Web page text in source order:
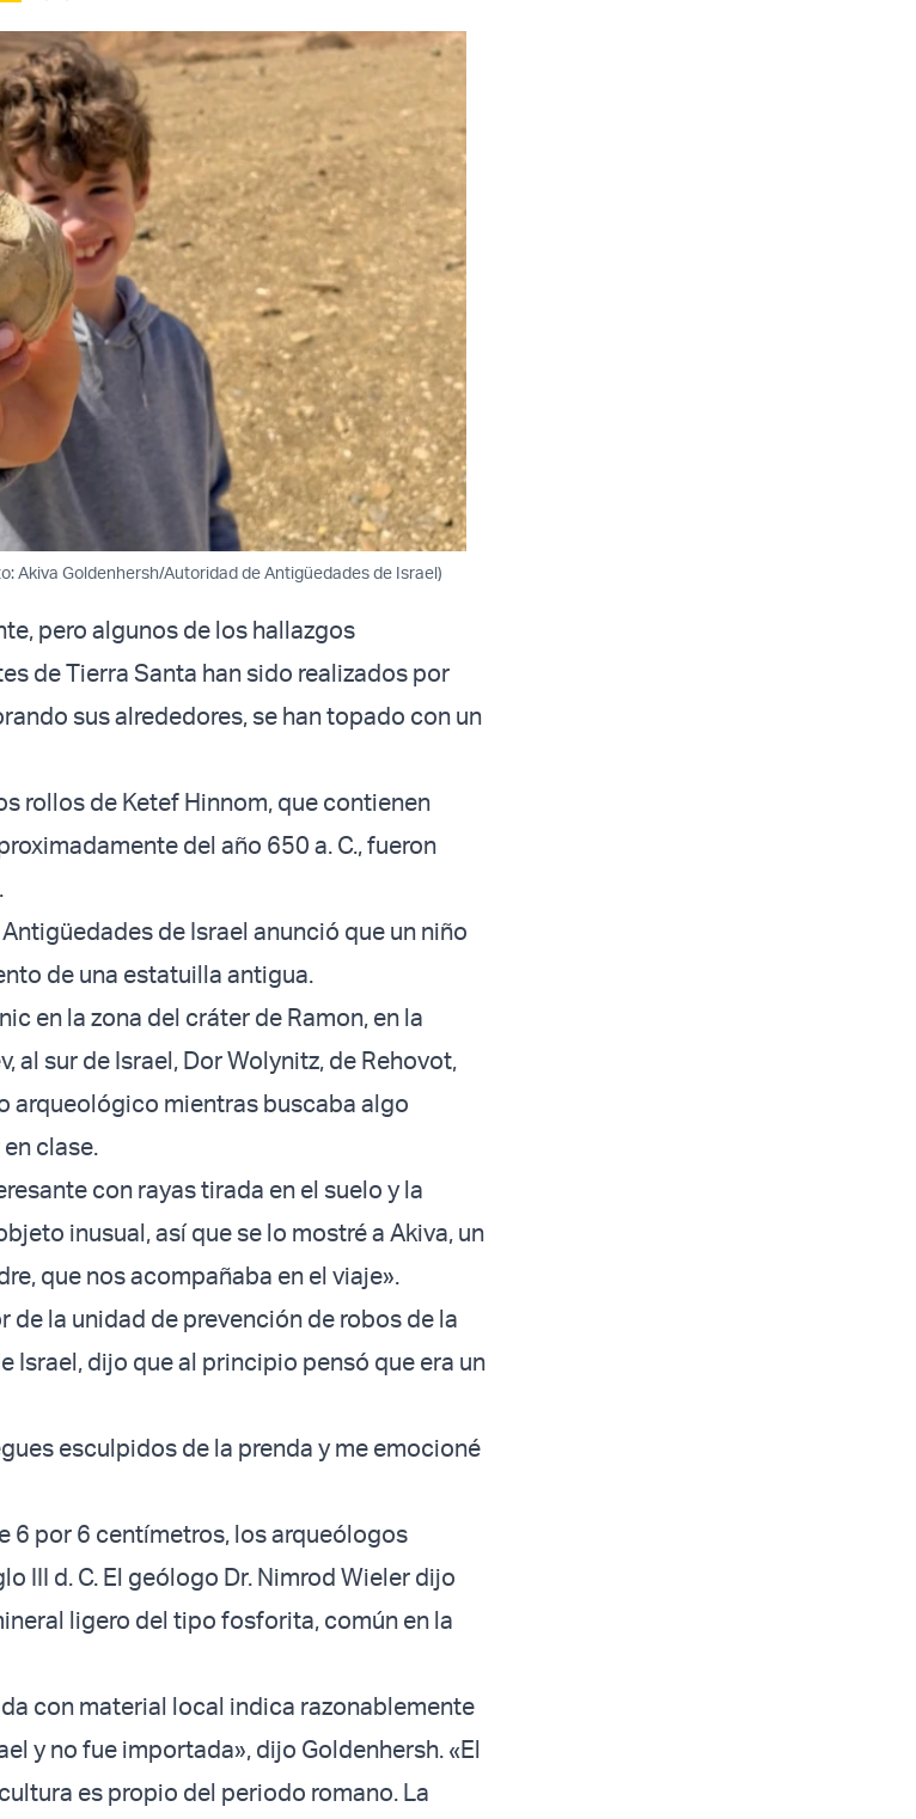
Akiva Goldenhersh/Autoridad de Antigüedades de Israel)
pero algunos de los hallazgos
de Tierra Santa han sido realizados por
sus alrededores, se han topado con un
rollos de Ketef Hinnom, que contienen
del año 650 a. C., fueron
de Israel anunció que un niño
de una estatuilla antigua.
en la zona del cráter de Ramon, en la
al sur de Israel, Dor Wolynitz, de Rehovot,
arqueológico mientras buscaba algo
clase.
con rayas tirada en el suelo y la
inusual, así que se lo mostré a Akiva, un
que nos acompañaba en el viaje».
de la unidad de prevención de robos de la
Israel, dijo que al principio pensó que era un
esculpidos de la prenda y me emocioné
6 por 6 centímetros, los arqueólogos
III d. C. El geólogo Dr. Nimrod Wieler dijo
ligero del tipo fosforita, común en la
con material local indica razonablemente
y no fue importada», dijo Goldenhersh. «El
es propio del periodo romano. La